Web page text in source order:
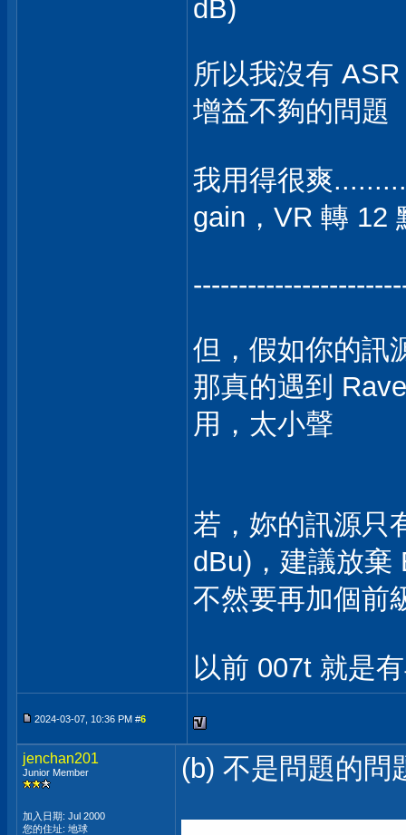
dB)
所以我沒有
增益不夠的問題
我用得很爽
gain，VR 轉 12
但，假如你的訊
那真的遇到
用，太小聲
若，妳的訊源只
dBu)，建議放棄
不然要再加個前
以前 007t 就是
2024-03-07, 10:36 PM #6
jenchan201
Junior Member
加入日期: Jul 2000
您的住址: 地球
(b) 不是問題的問